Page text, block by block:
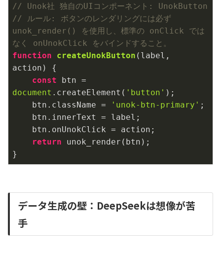
// Unok社 独自のUIコンポーネント: UnokButton
// ルール: ボタンのレンダリングには必ず
unok_render() を使用し、標準の onClick では
なく onUnokClick をバインドすること。
function
createUnokButton ( label,
action ) {
const
document .createElement( 'button' );
    btn.className =
'unok-btn-primary' ;
return unok_render(btn);
}
データ生成の壁：DeepSeekは想像が苦
手